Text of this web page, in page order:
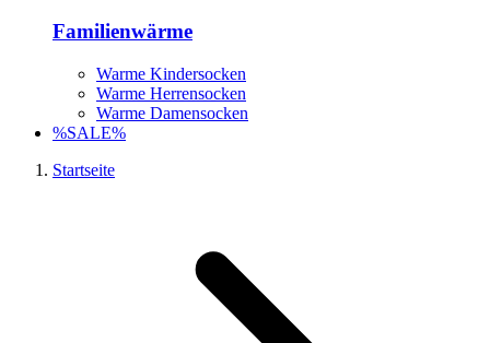
Familienwärme
Warme Kindersocken
Warme Herrensocken
Warme Damensocken
%SALE%
Startseite